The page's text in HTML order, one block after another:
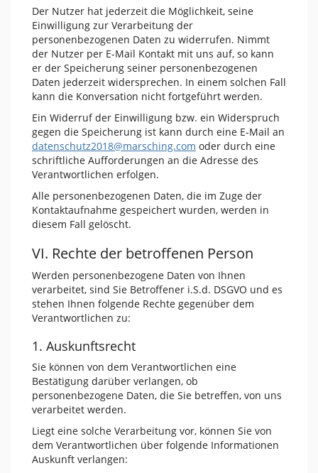
Der Nutzer hat jederzeit die Möglichkeit, seine
Einwilligung zur Verarbeitung der
personenbezogenen Daten zu widerrufen. Nimmt
der Nutzer per E-Mail Kontakt mit uns auf, so kann
er der Speicherung seiner personenbezogenen
Daten jederzeit widersprechen. In einem solchen Fall
kann die Konversation nicht fortgeführt werden.
Ein Widerruf der Einwilligung bzw. ein Widerspruch
gegen die Speicherung ist kann durch eine E-Mail an
datenschutz2018@marsching.com oder durch eine
schriftliche Aufforderungen an die Adresse des
Verantwortlichen erfolgen.
Alle personenbezogenen Daten, die im Zuge der
Kontaktaufnahme gespeichert wurden, werden in
diesem Fall gelöscht.
VI. Rechte der betroffenen Person
Werden personenbezogene Daten von Ihnen
verarbeitet, sind Sie Betroffener i.S.d. DSGVO und es
stehen Ihnen folgende Rechte gegenüber dem
Verantwortlichen zu:
1. Auskunftsrecht
Sie können von dem Verantwortlichen eine
Bestätigung darüber verlangen, ob
personenbezogene Daten, die Sie betreffen, von uns
verarbeitet werden.
Liegt eine solche Verarbeitung vor, können Sie von
dem Verantwortlichen über folgende Informationen
Auskunft verlangen: